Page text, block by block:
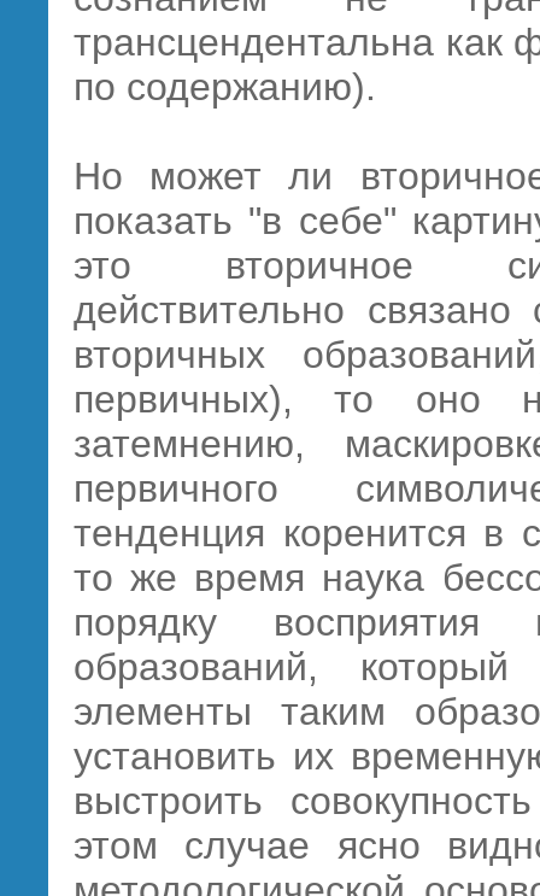
трансцендентальна как
по содержанию).
Но может ли
показать "в себе"
это вторичное
действительно
вторичных
первичных), то оно
затемнению,
первичного
тенденция коренится в
то же время наука
порядку восприятия
образований,
элементы таким
установить их
выстроить
этом случае ясно